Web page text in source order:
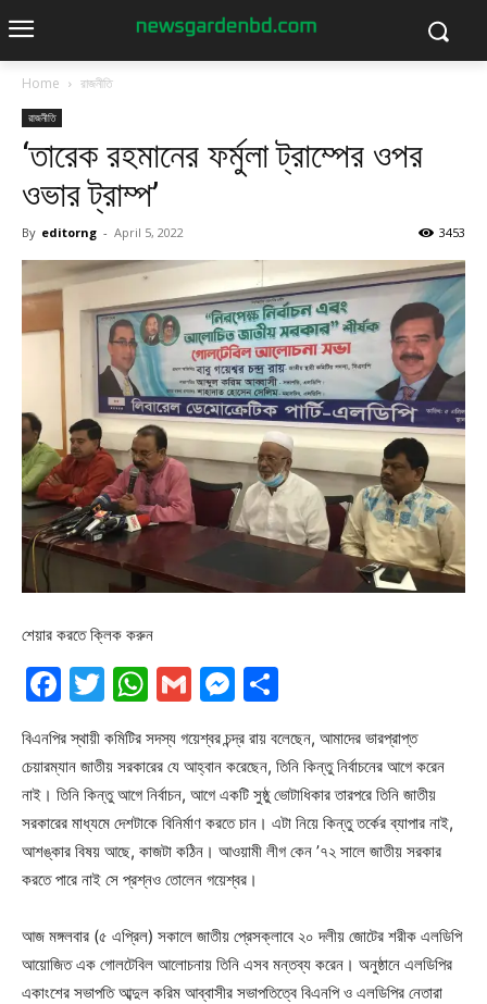
Home রাজনীতি
রাজনীতি
‘তারেক রহমানের ফর্মুলা ট্রাম্পের ওপর
ওভার ট্রাম্প’
By editorng - April 5, 2022 3453
শেয়ার করতে ক্লিক করুন
Facebook
Twitter
WhatsApp
GmailMessenger
বিএনপির স্থায়ী কমিটির সদস্য গয়েশ্বর চন্দ্র রায় বলেছেন, আমাদের ভারপ্রাপ্ত
চেয়ারম্যান জাতীয় সরকারের যে আহ্বান করেছেন, তিনি কিন্তু নির্বাচনের আগে করেন
নাই। তিনি কিন্তু আগে নির্বাচন, আগে একটি সুষ্ঠু ভোটাধিকার তারপরে তিনি জাতীয়
সরকারের মাধ্যমে দেশটাকে বিনির্মাণ করতে চান। এটা নিয়ে কিন্তু তর্কের ব্যাপার নাই,
আশঙ্কার বিষয় আছে, কাজটা কঠিন। আওয়ামী লীগ কেন ’৭২ সালে জাতীয় সরকার
করতে পারে নাই সে প্রশ্নও তোলেন গয়েশ্বর।
আজ মঙ্গলবার (৫ এপ্রিল) সকালে জাতীয় প্রেসক্লাবে ২০ দলীয় জোটের শরীক এলডিপি
আয়োজিত এক গোলটেবিল আলোচনায় তিনি এসব মন্তব্য করেন। অনুষ্ঠানে এলডিপির
একাংশের সভাপতি আব্দুল করিম আব্বাসীর সভাপতিত্বে বিএনপি ও এলডিপির নেতারা